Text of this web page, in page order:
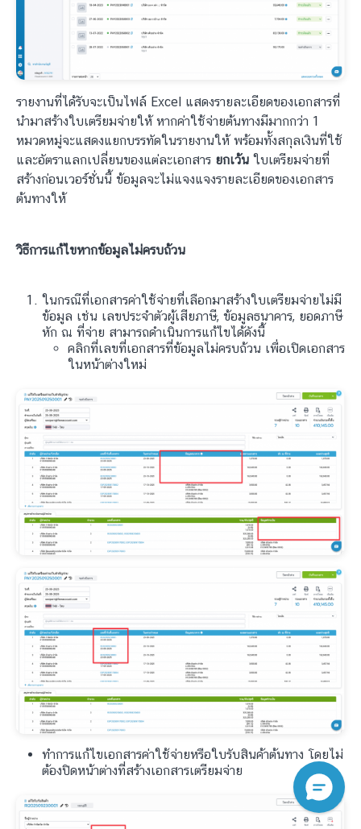
รายงานที่ได้รับจะเป็นไฟล์ Excel แสดงรายละเอียดของเอกสารที่
นำมาสร้างใบเตรียมจ่ายให้ หากค่าใช้จ่ายต้นทางมีมากกว่า 1
หมวดหมู่จะแสดงแยกบรรทัดในรายงานให้ พร้อมทั้งสกุลเงินที่ใช้
และอัตราแลกเปลี่ยนของแต่ละเอกสาร ยกเว้น ใบเตรียมจ่ายที่
สร้างก่อนเวอร์ชั่นนี้ ข้อมูลจะไม่แจงแจงรายละเอียดของเอกสาร
ต้นทางให้
วิธีการแก้ไขหากข้อมูลไม่ครบถ้วน
ในกรณีที่เอกสารค่าใช้จ่ายที่เลือกมาสร้างใบเตรียมจ่ายไม่มี
ข้อมูล เช่น เลขประจำตัวผู้เสียภาษี, ข้อมูลธนาคาร, ยอดภาษี
หัก ณ ที่จ่าย สามารถดำเนินการแก้ไขได้ดังนี้
คลิกที่เลขที่เอกสารที่ข้อมูลไม่ครบถ้วน เพื่อเปิดเอกสาร
ในหน้าต่างใหม่
ทำการแก้ไขเอกสารค่าใช้จ่ายหรือใบรับสินค้าต้นทาง โดยไม่
ต้องปิดหน้าต่างที่สร้างเอกสารเตรียมจ่าย